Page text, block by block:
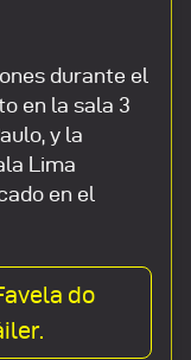
durante el
en la sala 3
y la
Lima
en el
do